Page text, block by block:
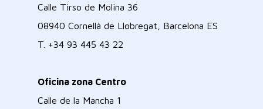
Calle Tirso de Molina 36
08940 Cornellà de Llobregat, Barcelona ES
T. +34 93 445 43 22
Oficina zona Centro
Calle de la Mancha 1